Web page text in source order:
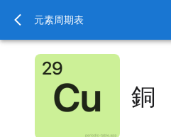
元素周期表
銅